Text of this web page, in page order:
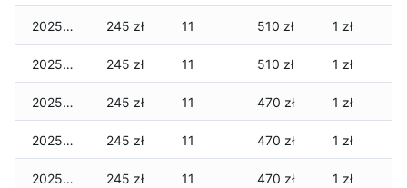
2025-03-26 245 zł 11 510 zł 1 zł
2025-03-25 245 zł 11 510 zł 1 zł
2025-03-24 245 zł 11 470 zł 1 zł
2025-03-23 245 zł 11 470 zł 1 zł
2025-03-22 245 zł 11 470 zł 1 zł